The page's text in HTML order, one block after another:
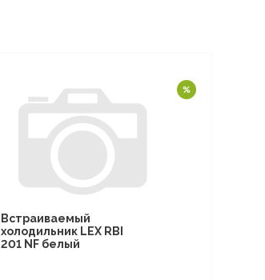
Встраиваемый
холодильник LEX RBI
201 NF белый